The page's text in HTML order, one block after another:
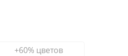
+60% цветов